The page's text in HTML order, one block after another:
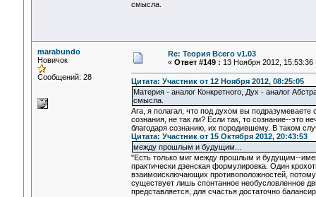
смысла.
marabundo
Новичок
Сообщений: 28
Re: Теория Всего v1.03
« Ответ #149 : 13 Ноября 2012, 15:53:36
Цитата: Участник от 12 Ноября 2012, 08:25:05
Материя - аналог Конкретного, Дух - аналог
смысла.
Ага, я полагал, что под духом вы подразумеваете
сознания, не так ли? Если так, то сознание--это
благодаря сознанию, их породившему. В таком
Цитата: Участник от 15 Октября 2012, 20:43:53
между прошлым и будущим...
"Есть только миг между прошлым и будущим--
практически дзенская формулировка. Один
взаимоисключающих противоположностей,
существует лишь спонтанное необусловленное
представляется, для счастья достаточно